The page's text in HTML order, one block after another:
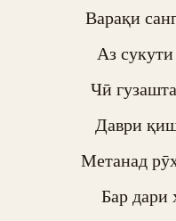
Варақи
Аз
Чӣ
Даври
Метанад
Бар дари